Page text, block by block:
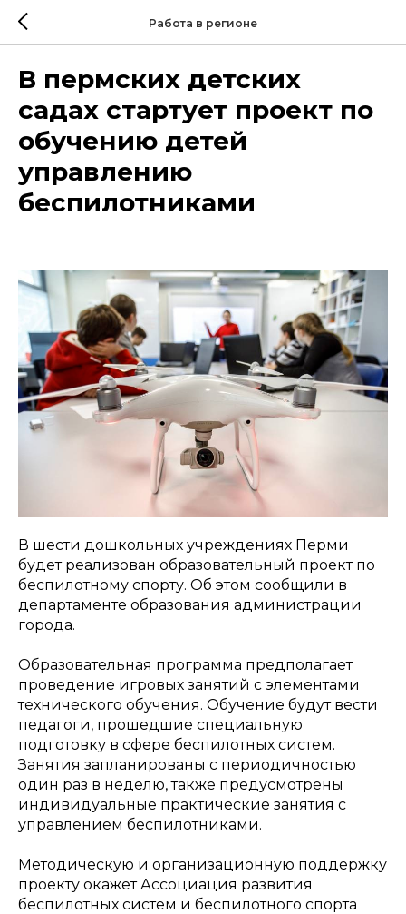
Работа в регионе
В пермских детских
садах стартует проект по
обучению детей
управлению
беспилотниками
В шести дошкольных учреждениях Перми
будет реализован образовательный проект по
беспилотному спорту. Об этом сообщили в
департаменте образования администрации
города.
Образовательная программа предполагает
проведение игровых занятий с элементами
технического обучения. Обучение будут вести
педагоги, прошедшие специальную
подготовку в сфере беспилотных систем.
Занятия запланированы с периодичностью
один раз в неделю, также предусмотрены
индивидуальные практические занятия с
управлением беспилотниками.
Методическую и организационную поддержку
проекту окажет Ассоциация развития
беспилотных систем и беспилотного спорта